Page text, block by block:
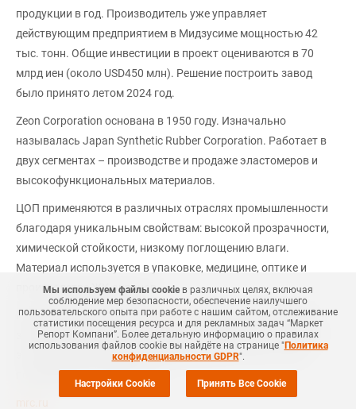
продукции в год. Производитель уже управляет
действующим предприятием в Мидзусиме мощностью 42
тыс. тонн. Общие инвестиции в проект оцениваются в 70
млрд иен (около USD450 млн). Решение построить завод
было принято летом 2024 год.
Zeon Corporation основана в 1950 году. Изначально
называлась Japan Synthetic Rubber Corporation. Работает в
двух сегментах – производстве и продаже эластомеров и
высокофункциональных материалов.
ЦОП применяются в различных отраслях промышленности
благодаря уникальным свойствам: высокой прозрачности,
химической стойкости, низкому поглощению влаги.
Материал используется в упаковке, медицине, оптике и
производстве ЖК-экранов.
Ранее Mitsubishi Chemicalоткрыла крупнейший в Японии
завод по переработке химических отходов. На начальном
этапе предприятие будет перерабатывать 20 тыс. тонн
полимерных отходов в год.
Мы используем файлы cookieв различных целях, включая
соблюдение мер безопасности, обеспечение наилучшего
пользовательского опыта при работе с нашим сайтом, отслеживание
статистики посещения ресурса и для рекламных задач “Маркет
Репорт Компани”. Более детальную информацию о правилах
использования файлов cookie вы найдёте на странице "Политика
конфиденциальности GDPR".
Настройки Cookie Принять Все Cookie